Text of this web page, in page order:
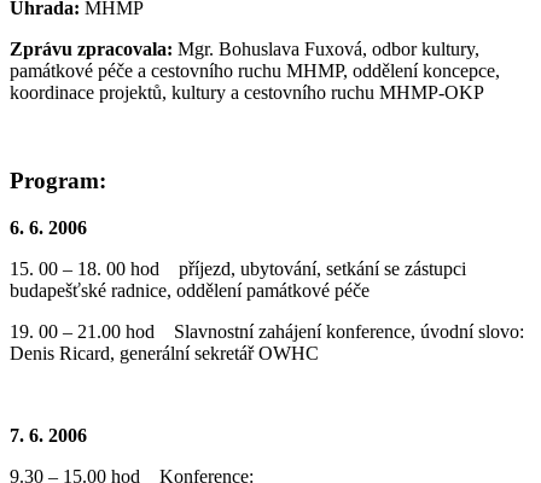
Úhrada: MHMP
Zprávu zpracovala: Mgr. Bohuslava Fuxová, odbor kultury,
památkové péče a cestovního ruchu MHMP, oddělení koncepce,
koordinace projektů, kultury a cestovního ruchu MHMP-OKP
Program:
6. 6. 2006
15. 00 – 18. 00 hod příjezd, ubytování, setkání se zástupci
budapešťské radnice, oddělení památkové péče
19. 00 – 21.00 hod Slavnostní zahájení konference, úvodní slovo:
Denis Ricard, generální sekretář OWHC
7. 6. 2006
9.30 – 15.00 hod Konference: